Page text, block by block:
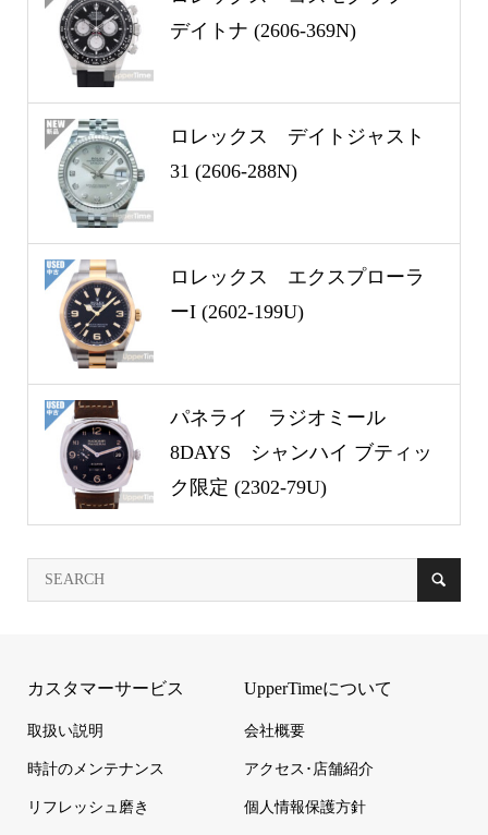
デイトナ (2606-369N)
ロレックス デイトジャスト
31 (2606-288N)
ロレックス エクスプローラ
ーI (2602-199U)
パネライ ラジオミール
8DAYS シャンハイ ブティッ
ク限定 (2302-79U)
カスタマーサービス
取扱い説明
時計のメンテナンス
リフレッシュ磨き
UpperTimeについて
会社概要
アクセス･店舗紹介
個人情報保護方針